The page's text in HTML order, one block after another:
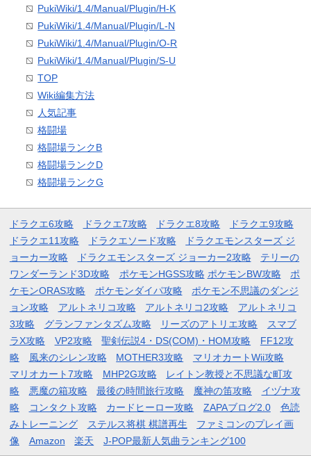
PukiWiki/1.4/Manual/Plugin/H-K
PukiWiki/1.4/Manual/Plugin/L-N
PukiWiki/1.4/Manual/Plugin/O-R
PukiWiki/1.4/Manual/Plugin/S-U
TOP
Wiki編集方法
人気記事
格闘場
格闘場ランクB
格闘場ランクD
格闘場ランクG
ドラクエ6攻略 ドラクエ7攻略 ドラクエ8攻略
ドラクエ9攻略
ドラクエ11攻略
ドラクエソード攻略
ドラクエモンスターズ ジ
ョーカー攻略
ドラクエモンスターズ ジョーカー2攻略
テリーの
ワンダーランド3D攻略
ポケモンHGSS攻略 ポケモンBW攻略
ポ
ケモンORAS攻略
ポケモンダイパ攻略
ポケモン不思議のダンジ
ョン攻略
アルトネリコ攻略 アルトネリコ2攻略
アルトネリコ
3攻略
グランファンタズム攻略 リーズのアトリエ攻略
スマブ
ラX攻略
VP2攻略 聖剣伝説4・DS(COM)・HOM攻略
FF12攻
略
風来のシレン攻略 MOTHER3攻略
マリオカートWii攻略
マリオカート7攻略
MHP2G攻略
レイトン教授と不思議な町攻
略
悪魔の箱攻略 最後の時間旅行攻略 魔神の笛攻略
イヅナ攻
略
コンタクト攻略 カードヒーロー攻略 ZAPAブログ2.0
色読
みトレーニング
ステルス将棋 棋譜再生
ファミコンのプレイ画
像
Amazon 楽天 J-POP最新人気曲ランキング100